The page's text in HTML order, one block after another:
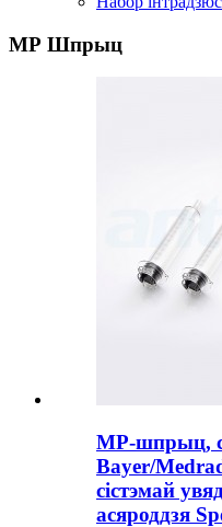
МР Шпрыц
МР-шпрыц,
Bayer/
сістэмай
асяроддзя